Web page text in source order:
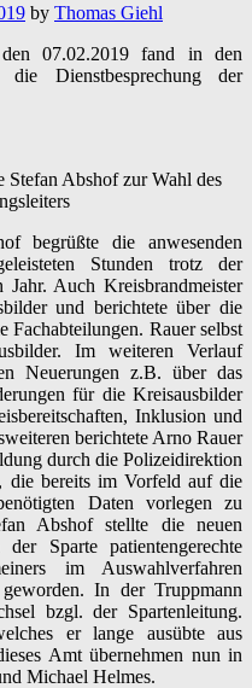
by Thomas Giehl
07.02.2019 fand in den
Dienstbesprechung der
Abshof zur Wahl des
begrüßte die anwesenden
Stunden trotz der
Jahr. Auch Kreisbrandmeister
und berichtete über die
Rauer selbst
Im weiteren Verlauf
Neuerungen z.B. über das
für die Kreisausbilder
Inklusion und
berichtete Arno Rauer
durch die Polizeidirektion
bereits im Vorfeld auf die
Daten vorlegen zu
Abshof stellte die neuen
Sparte patientengerechte
im Auswahlverfahren
In der Truppmann
bzgl. der Spartenleitung.
er lange ausübte aus
Amt übernehmen nun in
Michael Helmes.